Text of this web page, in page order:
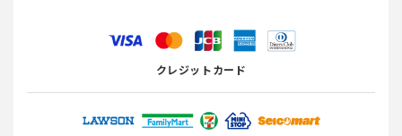
クレジットカード